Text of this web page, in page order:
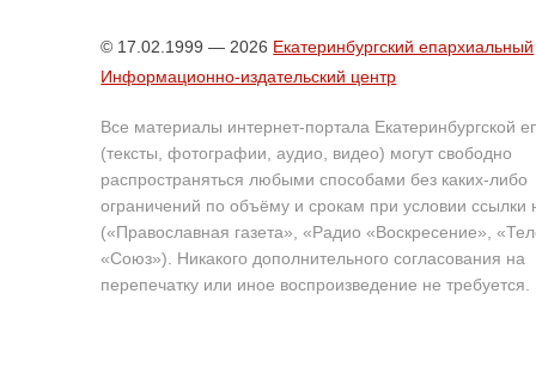
© 17.02.1999 — 2026 Екатеринбургский епархиальный
Информационно-издательский центр
Все материалы интернет-портала Екатеринбургской
(тексты, фотографии, аудио, видео) могут свободно
распространяться любыми способами без каких-либо
ограничений по объёму и срокам при условии ссылки
(«Православная газета», «Радио «Воскресение»,
«Союз»). Никакого дополнительного согласования на
перепечатку или иное воспроизведение не требуется.